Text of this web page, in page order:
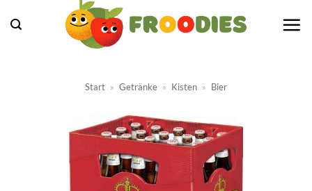
Inhalt
Start » Getränke » Kisten » Bier